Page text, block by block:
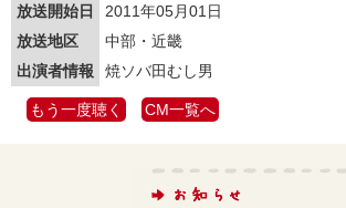
放送開始日
2011年05月01日
放送地区
中部・近畿
出演者情報
焼ソバ田むし男
もう一度聴く CM一覧へ